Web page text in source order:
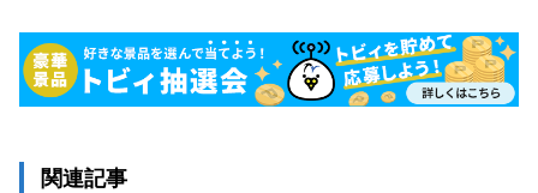
関連記事